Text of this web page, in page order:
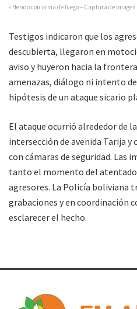
» Herido con arma de fuego – Captura de imagen
Testigos indicaron que los
descubierta, llegaron en
aviso y huyeron hacia la
amenazas, diálogo ni intento
hipótesis de un ataque sicario
El ataque ocurrió alrededor de
intersección de avenida Tarija y
con cámaras de seguridad. Las
tanto el momento del atentado
agresores. La Policía boliviana
grabaciones y en coordinación
esclarecer el hecho.